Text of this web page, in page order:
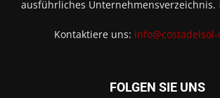
ausführliches Unternehmensverzeichnis.
Kontaktiere uns:
FOLGEN SIE UNS